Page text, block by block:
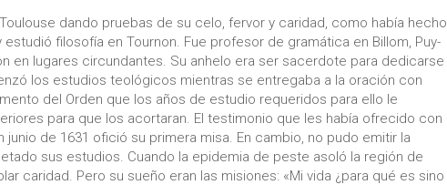
dando pruebas de su celo, fervor y caridad, como había hecho
filosofía en Tournon. Fue profesor de gramática en Billom, Puy-
en lugares circundantes. Su anhelo era ser sacerdote para dedicarse
los estudios teológicos mientras se entregaba a la oración con
del Orden que los años de estudio requeridos para ello le
para que los acortaran. El testimonio que les había ofrecido con
de 1631 ofició su primera misa. En cambio, no pudo emitir la
sus estudios. Cuando la epidemia de peste asoló la región de
caridad. Pero su sueño eran las misiones: «Mi vida ¿para qué es sino